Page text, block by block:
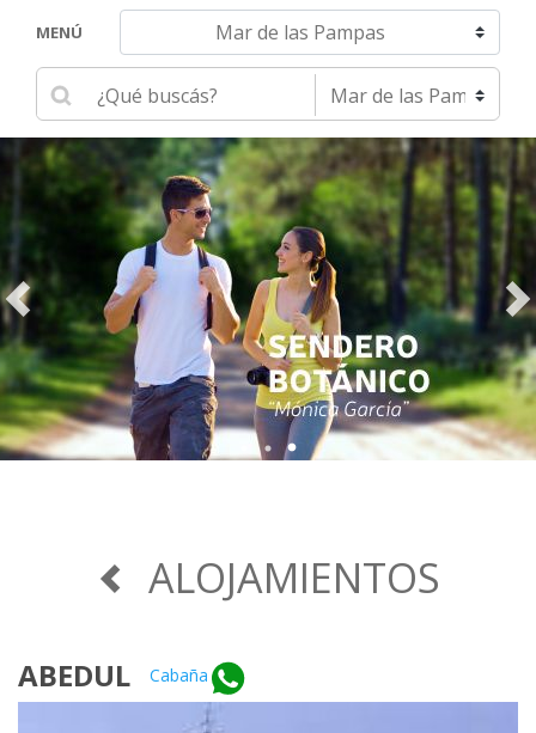
MENÚ Navegar hacia otra localidad
Ingrese su búsqueda Seleccione una localidad
ALOJAMIENTOS
ABEDUL Cabaña